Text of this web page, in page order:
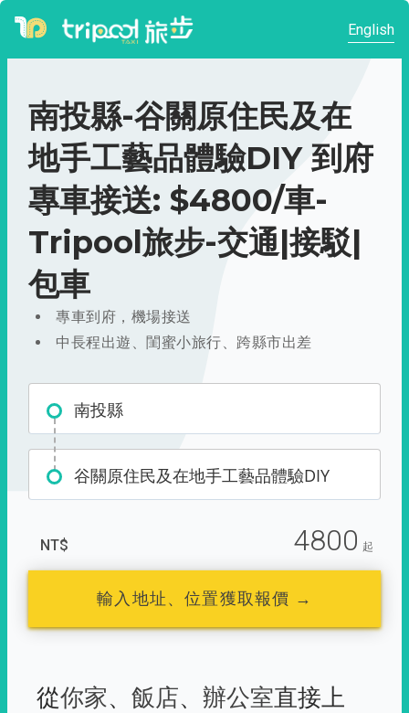
English
南投縣-谷關原住民及在
地手工藝品體驗DIY 到府
專車接送: $4800/車-
Tripool旅步-交通|接駁|
包車
專車到府，機場接送
中長程出遊、閨蜜小旅行、跨縣市出差
南投縣
谷關原住民及在地手工藝品體驗DIY
NT$ 4800 起
輸入地址、位置獲取報價 →
從你家、 飯店、 辦公室直接上